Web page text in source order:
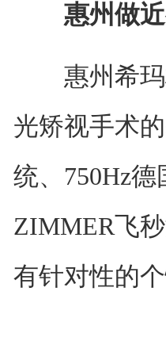
惠州做近
惠州希玛
光矫视手术
统、750Hz
ZIMMER飞
有针对性的